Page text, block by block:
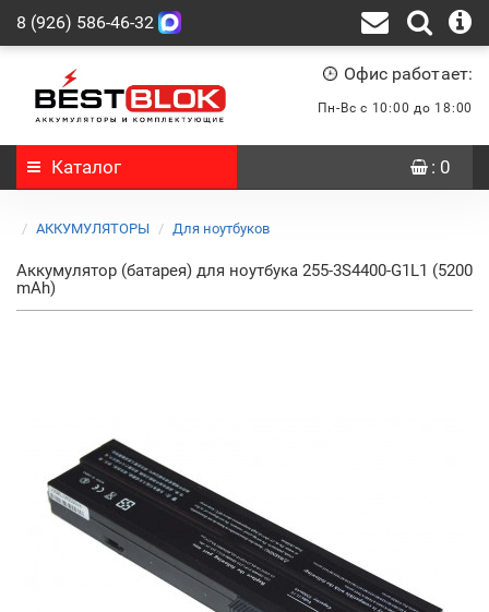
8 (926) 586-46-32
Офис работает:
Пн-Вс с 10:00 до 18:00
Каталог : 0
АККУМУЛЯТОРЫ Для ноутбуков
Аккумулятор (батарея) для ноутбука 255-3S4400-G1L1 (5200
mAh)